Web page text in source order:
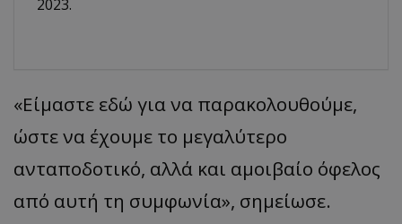
2023.
«Είμαστε εδώ για να παρακολουθούμε,
ώστε να έχουμε το μεγαλύτερο
ανταποδοτικό, αλλά και αμοιβαίο όφελος
από αυτή τη συμφωνία», σημείωσε.